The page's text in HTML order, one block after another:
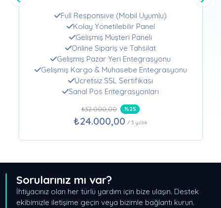
Full Responsive (Mobil Uyumlu)
Kolay Yönetilebilir Panel
Gelişmiş Müşteri Paneli
Online Sipariş ve Tahsilat
Gelişmiş Pazar Yeri Entegrasyonu
Gelişmiş Kargo & Muhasebe Entegrasyonu
Ücretsiz SSL Sertifikası
Sanal Pos Entegrasyonları
₺32.000,00 %25
₺24.000,00 / 3 yıllık
Sorularınız mı var?
İhtiyacınız olan her türlü yardım için bize ulaşın. Destek
ekibimizle iletişime geçin veya bizimle bağlantı kurun.